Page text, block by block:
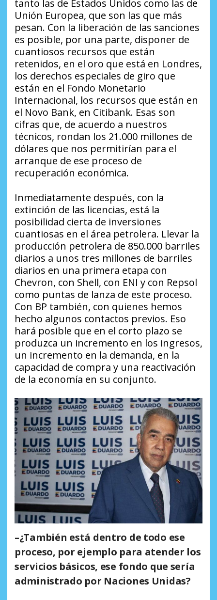
tanto las de Estados Unidos como las de
Unión Europea, que son las que más
pesan. Con la liberación de las sanciones
es posible, por una parte, disponer de
cuantiosos recursos que están
retenidos, en el oro que está en Londres,
los derechos especiales de giro que
están en el Fondo Monetario
Internacional, los recursos que están en
el Novo Bank, en Citibank. Esas son
cifras que, de acuerdo a nuestros
técnicos, rondan los 21.000 millones de
dólares que nos permitirían para el
arranque de ese proceso de
recuperación económica.
Inmediatamente después, con la
extinción de las licencias, está la
posibilidad cierta de inversiones
cuantiosas en el área petrolera. Llevar la
producción petrolera de 850.000 barriles
diarios a unos tres millones de barriles
diarios en una primera etapa con
Chevron, con Shell, con ENI y con Repsol
como puntas de lanza de este proceso.
Con BP también, con quienes hemos
hecho algunos contactos previos. Eso
hará posible que en el corto plazo se
produzca un incremento en los ingresos,
un incremento en la demanda, en la
capacidad de compra y una reactivación
de la economía en su conjunto.
–¿También está dentro de todo ese
proceso, por ejemplo para atender los
servicios básicos, ese fondo que sería
administrado por Naciones Unidas?